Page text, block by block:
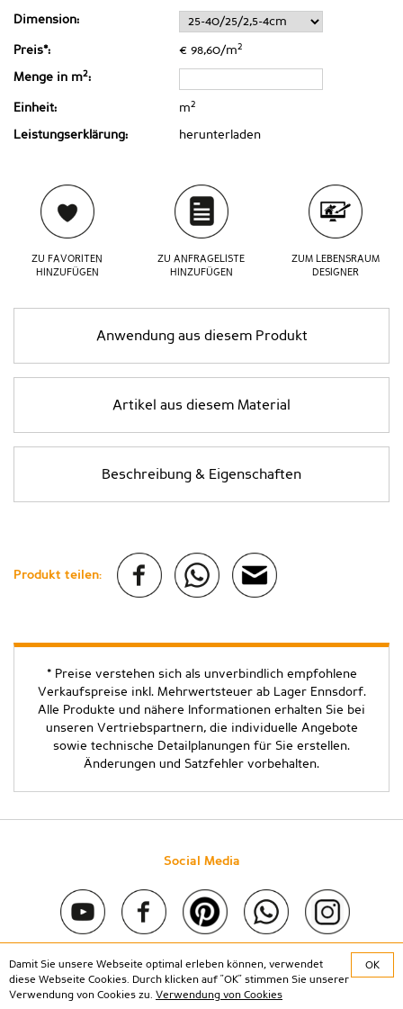
Dimension:
Preis*: € 98,60/m2
Menge in m2:
Einheit: m2
Leistungserklärung: herunterladen
ZU FAVORITEN
HINZUFÜGEN
ZU ANFRAGELISTE
HINZUFÜGEN
ZUM LEBENSRAUM
DESIGNER
Anwendung aus diesem Produkt
Artikel aus diesem Material
Beschreibung & Eigenschaften
Produkt teilen:
* Preise verstehen sich als unverbindlich empfohlene
Verkaufspreise inkl. Mehrwertsteuer ab Lager Ennsdorf.
Alle Produkte und nähere Informationen erhalten Sie bei
unseren Vertriebspartnern, die individuelle Angebote
sowie technische Detailplanungen für Sie erstellen.
Änderungen und Satzfehler vorbehalten.
Social Media
Copyright © 2020 Stein & Co gmbh. All rights reserved. |
Kontakt
| Impressum |Datenschutz
Damit Sie unsere Webseite optimal erleben können, verwendet
diese Webseite Cookies. Durch klicken auf "OK" stimmen Sie unserer
Verwendung von Cookies zu. Verwendung von Cookies
OK